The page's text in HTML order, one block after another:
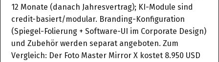
12 Monate (danach Jahresvertrag); KI-Module sind
credit-basiert/modular. Branding-Konfiguration
(Spiegel-Folierung + Software-UI im Corporate Design)
und Zubehör werden separat angeboten. Zum
Vergleich: Der Foto Master Mirror X kostet 8.950 USD